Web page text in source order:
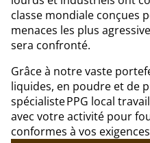
classe mondiale conçues
menaces les plus
sera confronté.
Grâce à notre vaste
liquides, en poudre et de
spécialiste PPG local
avec votre activité pour
conformes à vos